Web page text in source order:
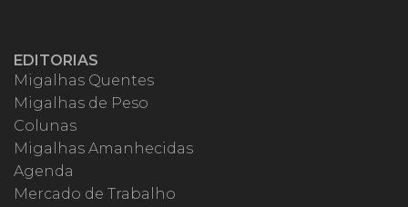
EDITORIAS
Migalhas Quentes
Migalhas de Peso
Colunas
Migalhas Amanhecidas
Agenda
Mercado de Trabalho